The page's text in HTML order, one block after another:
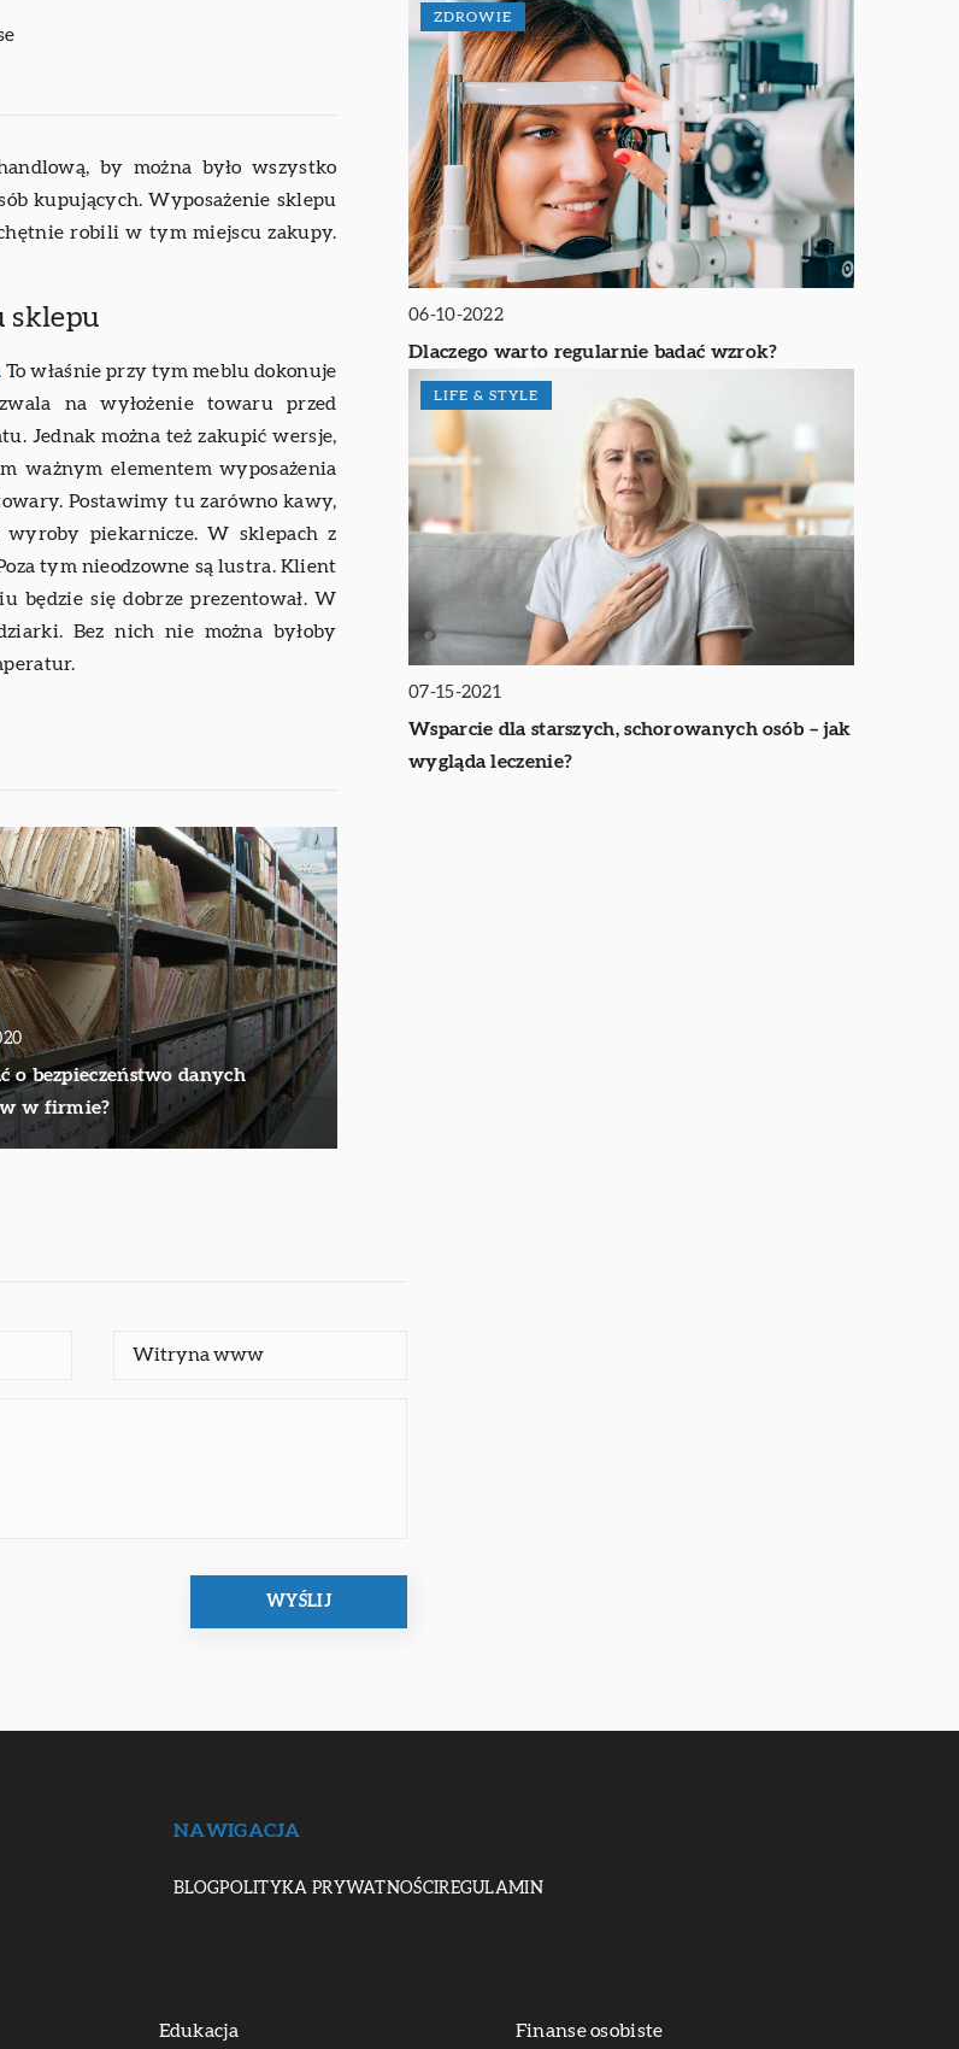
by można było wszystko
kupujących. Wyposażenie sklepu
robili w tym miejscu zakupy.
sklepu
To właśnie przy tym meblu dokonuje
na wyłożenie towaru przed
Jednak można też zakupić wersje,
ważnym elementem wyposażenia
Postawimy tu zarówno kawy,
wyroby piekarnicze. W sklepach z
tym nieodzowne są lustra. Klient
będzie się dobrze prezentował. W
Bez nich nie można byłoby
o bezpieczeństwo danych
w firmie?
ZDROWIE
06-10-2022
Dlaczego warto regularnie badać wzrok?
LIFE & STYLE
07-15-2021
Wsparcie dla starszych, schorowanych osób – jak
wygląda leczenie?
NAWIGACJA
BLOG POLITYKA PRYWATNOŚCI REGULAMIN
Edukacja Finanse osobiste